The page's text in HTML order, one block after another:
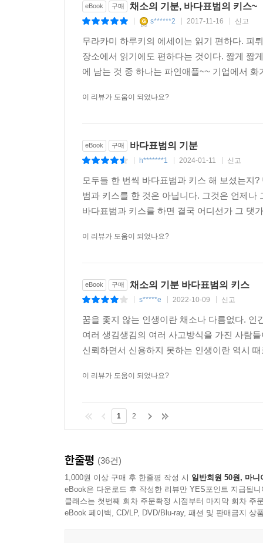
eBook 구매 채소의 기분, 바다표범의 키스~
s******2 2017-11-16 신고
무라카미 하루키의 에세이는 읽기 편하다. 피
장소에서 읽기에도 편하다는 것이다. 짧게 짧
에 남는 것 중 하나는 파인애플~~ 기업에서
이 리뷰가 도움이 되었나요?
eBook 구매 바다표범의 기분
h*******1 2024-01-11 신고
모두들 한 번씩 바다표범과 키스 해 보셨는지
범과 키스를 한 것은 아닙니다. 그것은 언제
바다표범과 키스를 하면 결국 어디선가 그 댓
이 리뷰가 도움이 되었나요?
eBook 구매 채소의 기분 바다표범의 키스
s*****e 2022-10-09 신고
꿈을 좇지 않는 인생이란 채소나 다름없다.
여러 생김생김의 여러 사고방식을 가진 사람
신뢰하면서 신용하지 못하는 인생이란 역시
이 리뷰가 도움이 되었나요?
1 2
한줄평 (36건)
1,000원 이상 구매 후 한줄평 작성 시 일반회원 50원, 마니
eBook은 다운로드 후 작성한 리뷰만 YES포인트 지급됩니
클래스는 첫번째 회차 주문확정 시점부터 마지막 회차 주
eBook 페이백, CD/LP, DVD/Blu-ray, 패션 및 판매금지 상